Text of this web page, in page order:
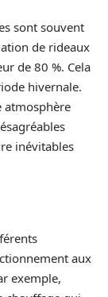
sont souvent
de rideaux
de 80 %. Cela
hivernale.
atmosphère
inévitables
aux
exemple,